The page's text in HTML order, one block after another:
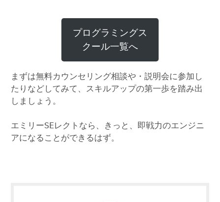
プログラミングス
クール一覧へ
まずは無料カウンセリング相談や・説明会に参加し
たりなどしてみて、スキルアップの第一歩を踏み出
しましょう。
エミリーSEレクトなら、きっと、即戦力のエンジニ
アになることができるはず。